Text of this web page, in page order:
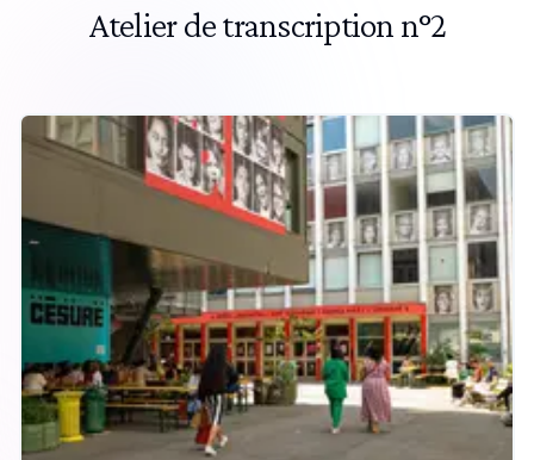
Atelier de transcription n°2